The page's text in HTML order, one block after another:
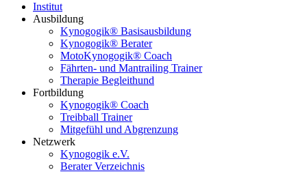
Institut
Ausbildung
Kynogogik® Basisausbildung
Kynogogik® Berater
MotoKynogogik® Coach
Fährten- und Mantrailing Trainer
Therapie Begleithund
Fortbildung
Kynogogik® Coach
Treibball Trainer
Mitgefühl und Abgrenzung
Netzwerk
Kynogogik e.V.
Berater Verzeichnis